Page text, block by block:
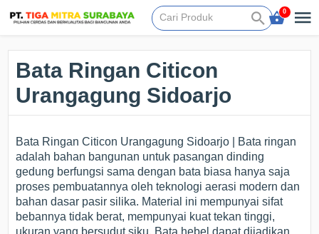
0
Bata Ringan Citicon
Urangagung Sidoarjo
Bata Ringan Citicon Urangagung Sidoarjo | Bata ringan
adalah bahan bangunan untuk pasangan dinding
gedung berfungsi sama dengan bata biasa hanya saja
proses pembuatannya oleh teknologi aerasi modern dan
bahan dasar pasir silika. Material ini mempunyai sifat
bebannya tidak berat, mempunyai kuat tekan tinggi,
ukuran yang bersudut siku. Bata hebel dapat dijadikan